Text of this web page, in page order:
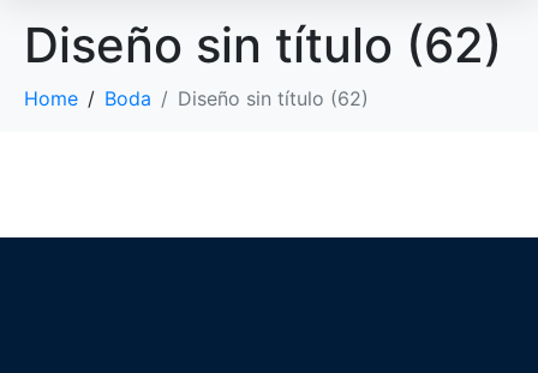
Diseño sin título (62)
Home Boda Diseño sin título (62)